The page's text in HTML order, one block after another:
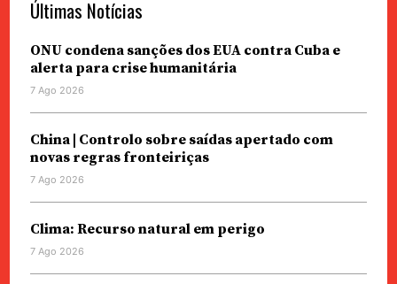
Últimas Notícias
ONU condena sanções dos EUA contra Cuba e
alerta para crise humanitária
7 Ago 2026
China | Controlo sobre saídas apertado com
novas regras fronteiriças
7 Ago 2026
Clima: Recurso natural em perigo
7 Ago 2026